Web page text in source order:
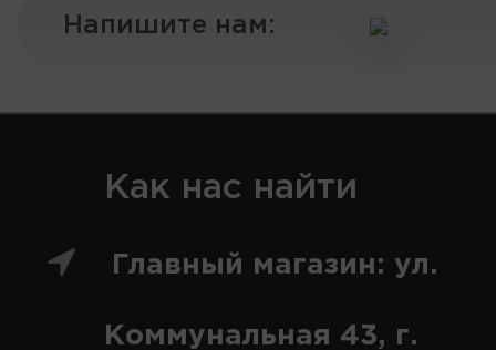
Напишите нам:
Как нас найти
Главный магазин: ул.
Коммунальная 43, г.